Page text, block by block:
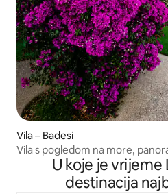
Vila – Badesi
Vila s pogledom na more,
bazenomU koje je vrijeme
destinacija